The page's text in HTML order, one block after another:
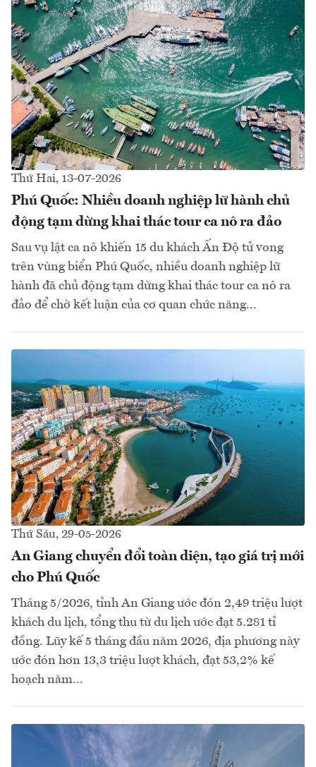
Thứ Hai, 13-07-2026
Phú Quốc: Nhiều doanh nghiệp lữ hành chủ
động tạm dừng khai thác tour ca nô ra đảo
Sau vụ lật ca nô khiến 15 du khách Ấn Độ tử vong
trên vùng biển Phú Quốc, nhiều doanh nghiệp lữ
hành đã chủ động tạm dừng khai thác tour ca nô ra
đảo để chờ kết luận của cơ quan chức năng...
Thứ Sáu, 29-05-2026
An Giang chuyển đổi toàn diện, tạo giá trị mới
cho Phú Quốc
Tháng 5/2026, tỉnh An Giang ước đón 2,49 triệu lượt
khách du lịch, tổng thu từ du lịch ước đạt 5.281 tỉ
đồng. Lũy kế 5 tháng đầu năm 2026, địa phương này
ước đón hơn 13,3 triệu lượt khách, đạt 53,2% kế
hoạch năm…